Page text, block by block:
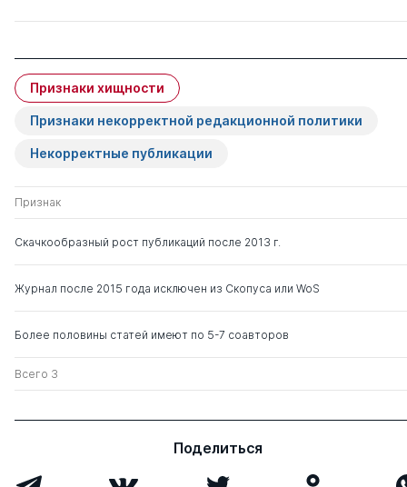
Признаки хищности
Признаки некорректной редакционной политики
Некорректные публикации
Признак
Скачкообразный рост публикаций после 2013 г.
Журнал после 2015 года исключен из Скопуса или WoS
Более половины статей имеют по 5-7 соавторов
Всего 3
Поделиться